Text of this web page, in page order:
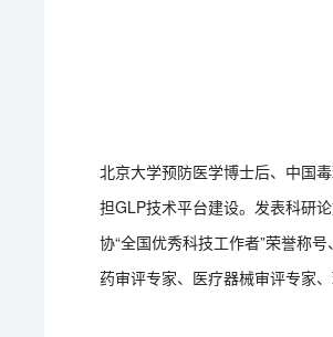
北京大学预防医学博士后、中国
担GLP技术平台建设。发表科研
协“全国优秀科技工作者”荣誉称
药审评专家、医疗器械审评专家